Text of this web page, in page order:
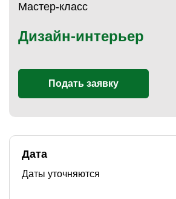
Мастер-класс
Дизайн-интерьер
Подать заявку
Дата
Даты уточняются